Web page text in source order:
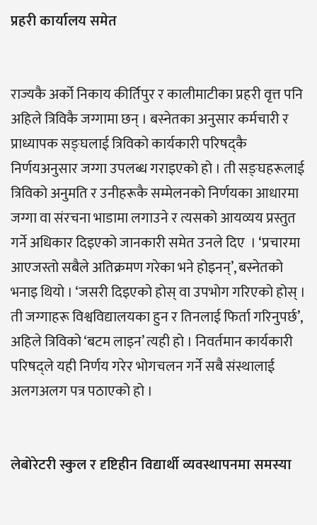
प्रहरी कार्यालय समेत
राज्यकै अर्को निकाय कीर्तिपुर र कालीमाटीका प्रहरी वृत्त पनि
अहिले त्रिविकै जग्गामा छन् । बस्नेतका अनुसार कर्मचारी र
प्राध्यापक सङ्घलाई त्रिविको कार्यकारी परिषद्कै
निर्णयअनुसार जग्गा उपलब्ध गराइएको हो । ती सङ्घहरूलाई
त्रिविको अनुमति र उनीहरूकै सम्मेलनको निर्णयका आधारमा
जग्गा वा संरचना भाडामा लगाउने र त्यसको आयव्यय प्रस्तुत
गर्ने अधिकार दिइएको जानकारी समेत उनले दिए । ‘प्रचारमा
आएजस्तो सबैले अतिक्रमण गरेका भने होइनन्’, बस्नेतको
भनाइ थियो । ‘जसरी दिइएको होस् वा उपभोग गरिएको होस् ।
ती जग्गाहरू विश्वविद्यालयका हुन र तिनलाई फिर्ता गरिनुपर्छ’,
अहिले त्रिविको ‘बटम लाइन’ त्यही हो । निवर्तमान कार्यकारी
परिषद्ले यही निर्णय गरेर भोगचलन गर्ने सबै संस्थालाई
अलगअलग पत्र पठाएको हो ।
लेबोरेटरी स्कुल र दृष्टिहीन विद्यार्थी व्यवस्थापनमा समस्या